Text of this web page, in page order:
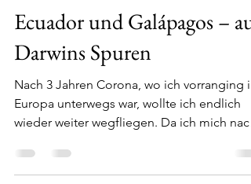
1. Nov. 2023
8 Min. Lesezeit
Ecuador und Galápagos – auf
Darwins Spuren
Nach 3 Jahren Corona, wo ich vorranging in
wieder weiter wegfliegen. Da ich mich nach
einer...